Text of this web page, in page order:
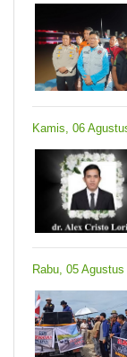
Kamis, 06
Rabu, 05 Agustus